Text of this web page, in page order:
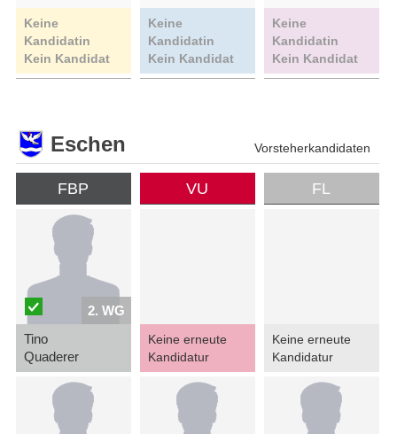
Keine
Kandidatin
Kein Kandidat
Keine
Kandidatin
Kein Kandidat
Keine
Kandidatin
Kein Kandidat
Eschen Vorsteherkandidaten
FBP
2. WG
Tino
Quaderer
VU
Keine erneute
Kandidatur
FL
Keine erneute
Kandidatur